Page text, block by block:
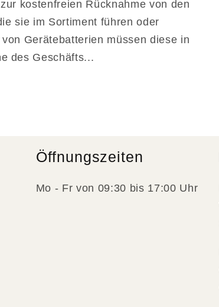
kostenfreien Rücknahme von den
sie im Sortiment führen oder
Gerätebatterien müssen diese in
des Geschäfts...
Öffnungszeiten
Mo - Fr von 09:30 bis 17:00 Uhr